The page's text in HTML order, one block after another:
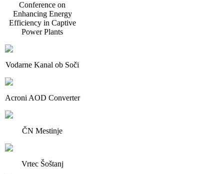
Conference on
Enhancing Energy
Efficiency in Captive
Power Plants
Vodarne Kanal ob Soči
Acroni AOD Converter
ČN Mestinje
Vrtec Šoštanj